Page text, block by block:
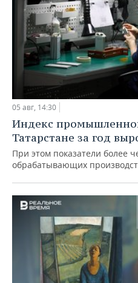
05 авг, 14:30
Индекс
Татарстане за год
При этом показатели более
обрабатывающих